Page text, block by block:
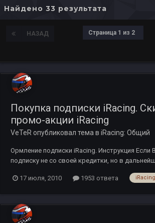
Найдено 33 результата
НАЗАД Страница 1 из 2
Покупка подписки iRacing.
промо-акции iRacing
VeTeR опубликовал тема в iRacing: Общий
Ормление подписки iRacing. Инструкция Если
подписку не со своей кредитки, но в
необходимо сменить реквизиты кредитной
17 июля, 2010 1953 ответа iRacing